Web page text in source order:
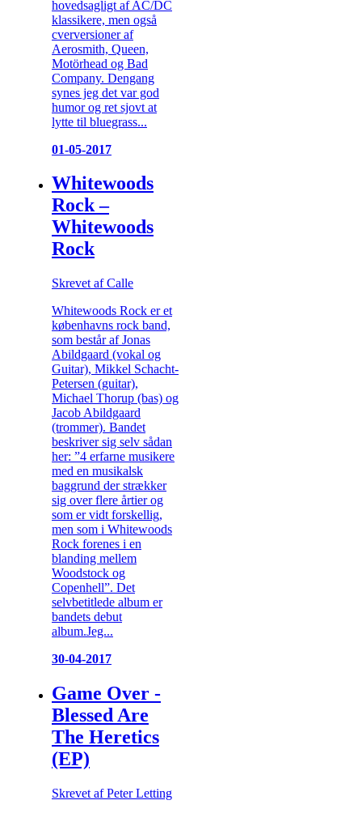
hovedsagligt af AC/DC
klassikere, men også
cverversioner af
Aerosmith, Queen,
Motörhead og Bad
Company. Dengang
synes jeg det var god
humor og ret sjovt at
lytte til bluegrass...
01-05-2017
Whitewoods
Rock –
Whitewoods
Rock
Skrevet af Calle
Whitewoods Rock er et
københavns rock band,
som består af Jonas
Abildgaard (vokal og
Guitar), Mikkel Schacht-
Petersen (guitar),
Michael Thorup (bas) og
Jacob Abildgaard
(trommer). Bandet
beskriver sig selv sådan
her: ”4 erfarne musikere
med en musikalsk
baggrund der strækker
sig over flere årtier og
som er vidt forskellig,
men som i Whitewoods
Rock forenes i en
blanding mellem
Woodstock og
Copenhell”. Det
selvbetitlede album er
bandets debut
album.Jeg...
30-04-2017
Game Over -
Blessed Are
The Heretics
(EP)
Skrevet af Peter Letting